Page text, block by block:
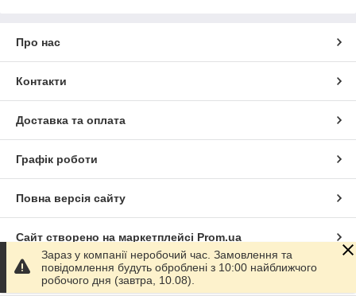
Про нас
Контакти
Доставка та оплата
Графік роботи
Повна версія сайту
Сайт створено на маркетплейсі Prom.ua
Політика конфіденційності
Зараз у компанії неробочий час. Замовлення та
повідомлення будуть оброблені з 10:00 найближчого
робочого дня (завтра, 10.08).